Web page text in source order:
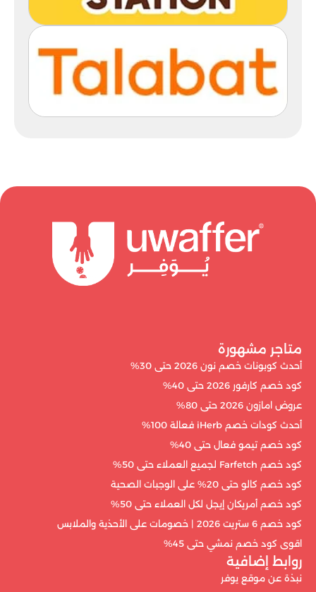
متاجر مشهورة
أحدث كوبونات خصم نون 2026 حتى 30%
كود خصم كارفور 2026 حتى 40%
عروض امازون 2026 حتى 80%
أحدث كودات خصم iHerb فعالة 100%
كود خصم تيمو فعال حتى 40%
كود خصم Farfetch لجميع العملاء حتى 50%
كود خصم كالو حتى 20% على الوجبات الصحية
كود خصم أمريكان إيجل لكل العملاء حتى 50%
كود خصم 6 ستريت 2026 | خصومات على الأحذية والملابس
اقوى كود خصم نمشي حتى 45%
روابط إضافية
نبذة عن موقع يوفر